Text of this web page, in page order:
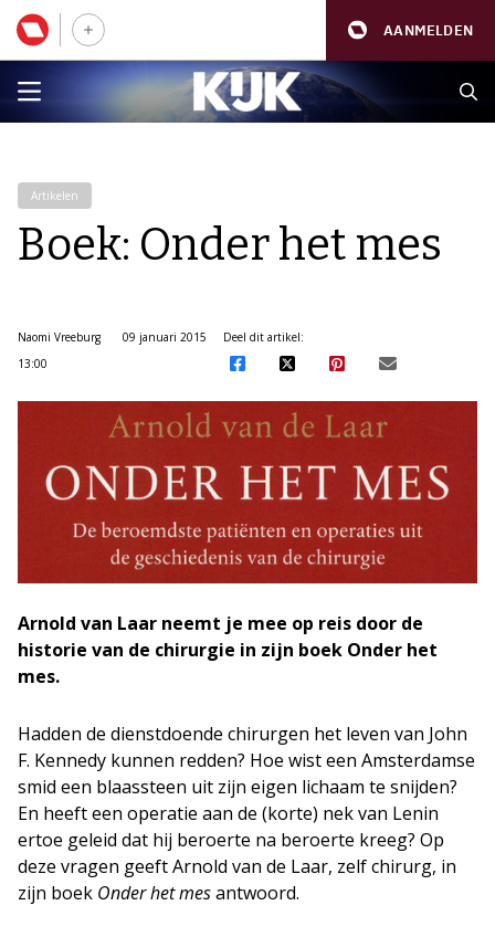
AANMELDEN
Artikelen
Boek: Onder het mes
Naomi Vreeburg
09 januari 2015
13:00
Deel dit artikel:
Arnold van Laar neemt je mee op reis door de
historie van de chirurgie in zijn boek Onder het
mes.
Hadden de dienstdoende chirurgen het leven van John
F. Kennedy kunnen redden? Hoe wist een Amsterdamse
smid een blaassteen uit zijn eigen lichaam te snijden?
En heeft een operatie aan de (korte) nek van Lenin
ertoe geleid dat hij beroerte na beroerte kreeg? Op
deze vragen geeft Arnold van de Laar, zelf chirurg, in
zijn boek Onder het mesantwoord.